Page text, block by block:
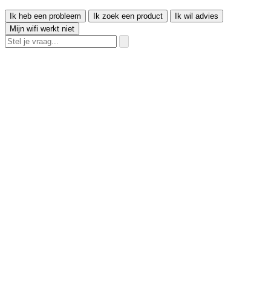
Ik heb een probleem Ik zoek een product
Ik wil advies
Mijn wifi werkt niet